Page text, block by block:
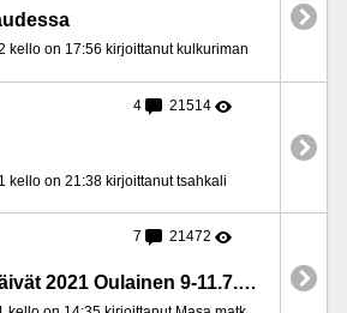
kello on 17:56 kirjoittanut kulkuriman
4 21514
kello on 21:38 kirjoittanut tsahkali
7 21472
Weteraanikonepäivät 2021 Oulainen 9-11.7.2021